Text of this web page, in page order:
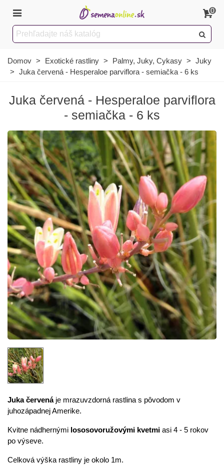
0
Domov > Exotické rastliny > Palmy, Juky, Cykasy > Juky
> Juka červená - Hesperaloe parviflora - semiačka - 6 ks
Juka červená - Hesperaloe parviflora
- semiačka - 6 ks
Juka červenáje mrazuvzdorná rastlina s pôvodom v
juhozápadnej Amerike.
Kvitne nádhernými lososovoružovými kvetmi asi 4 - 5 rokov
po výseve.
Celková výška rastliny je okolo 1m.